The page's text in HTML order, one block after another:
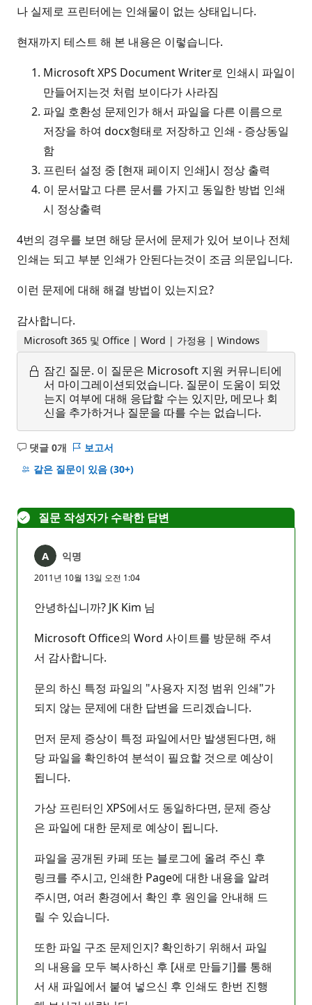
나 실제로 프린터에는 인쇄물이 없는 상태입니다.
현재까지 테스트 해 본 내용은 이렇습니다.
Microsoft XPS Document Writer로 인쇄시 파일이
만들어지는것 처럼 보이다가 사라짐
파일 호환성 문제인가 해서 파일을 다른 이름으로
저장을 하여 docx형태로 저장하고 인쇄 - 증상동일
함
프린터 설정 중 [현재 페이지 인쇄]시 정상 출력
이 문서말고 다른 문서를 가지고 동일한 방법 인쇄
시 정상출력
4번의 경우를 보면 해당 문서에 문제가 있어 보이나 전체
인쇄는 되고 부분 인쇄가 안된다는것이 조금 의문입니다.
이런 문제에 대해 해결 방법이 있는지요?
감사합니다.
Microsoft 365 및 Office | Word | 가정용 | Windows
잠긴 질문. 이 질문은 Microsoft 지원 커뮤니티에
서 마이그레이션되었습니다. 질문이 도움이 되었
는지 여부에 대해 응답할 수는 있지만, 메모나 회
신을 추가하거나 질문을 따를 수는 없습니다.
댓글 0개
설
명
보고서
같은 질문이 있음 (30+)
질문 작성자가 수락한 답변
익명
2011년 10월 13일 오전 1:04
안녕하십니까? JK Kim 님
Microsoft Office의 Word 사이트를 방문해 주셔
서 감사합니다.
문의 하신 특정 파일의 "사용자 지정 범위 인쇄"가
되지 않는 문제에 대한 답변을 드리겠습니다.
먼저 문제 증상이 특정 파일에서만 발생된다면, 해
당 파일을 확인하여 분석이 필요할 것으로 예상이
됩니다.
가상 프린터인 XPS에서도 동일하다면, 문제 증상
은 파일에 대한 문제로 예상이 됩니다.
파일을 공개된 카페 또는 블로그에 올려 주신 후
링크를 주시고, 인쇄한 Page에 대한 내용을 알려
주시면, 여러 환경에서 확인 후 원인을 안내해 드
릴 수 있습니다.
또한 파일 구조 문제인지? 확인하기 위해서 파일
의 내용을 모두 복사하신 후 [새로 만들기]를 통해
서 새 파일에서 붙여 넣으신 후 인쇄도 한번 진행